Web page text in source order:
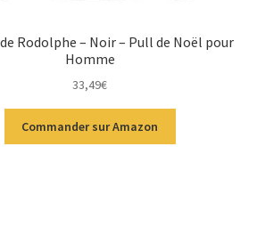
Rodolphe – Noir – Pull de Noël pour
Homme
33,49€
Commander sur Amazon